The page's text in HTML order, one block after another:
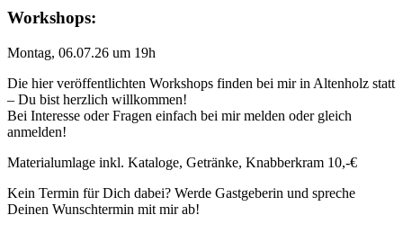
Workshops:
Montag, 06.07.26 um 19h
Die hier veröffentlichten Workshops finden bei mir in Altenholz statt
– Du bist herzlich willkommen!
Bei Interesse oder Fragen einfach bei mir melden oder gleich
anmelden!
Materialumlage inkl. Kataloge, Getränke, Knabberkram 10,-€
Kein Termin für Dich dabei? Werde Gastgeberin und spreche
Deinen Wunschtermin mit mir ab!